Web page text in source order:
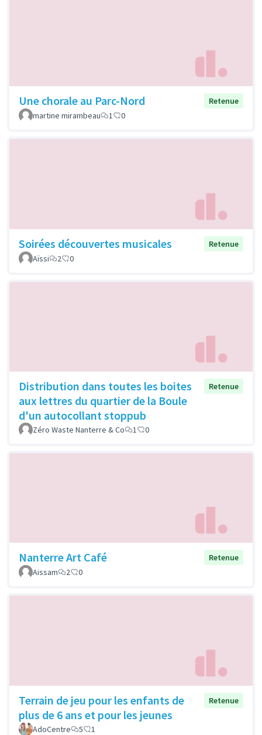
Une chorale au Parc-Nord
Retenue
martine mirambeau
1 0
Soirées découvertes musicales
Retenue
Aïssi
2 0
Distribution dans toutes les boites
aux lettres du quartier de la Boule
d'un autocollant stoppub
Retenue
Zéro Waste Nanterre & Co 1 0
Nanterre Art Café
Retenue
Aissam
2 0
Terrain de jeu pour les enfants de
plus de 6 ans et pour les jeunes
Retenue
AdoCentre 5 1